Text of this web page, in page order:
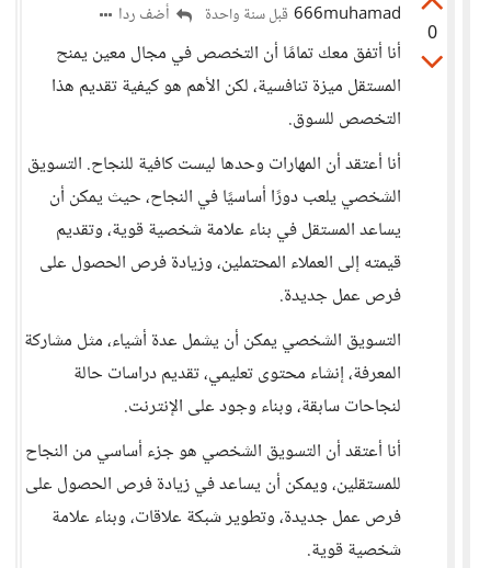
0
666muhamad قبل سنة واحدة أضف ردا
أنا أتفق معك تمامًا أن التخصص في مجال معين يمنح
المستقل ميزة تنافسية، لكن الأهم هو كيفية تقديم هذا
التخصص للسوق.
أنا أعتقد أن المهارات وحدها ليست كافية للنجاح. التسويق
الشخصي يلعب دورًا أساسيًا في النجاح، حيث يمكن أن
يساعد المستقل في بناء علامة شخصية قوية، وتقديم
قيمته إلى العملاء المحتملين، وزيادة فرص الحصول على
فرص عمل جديدة.
التسويق الشخصي يمكن أن يشمل عدة أشياء، مثل مشاركة
المعرفة، إنشاء محتوى تعليمي، تقديم دراسات حالة
لنجاحات سابقة، وبناء وجود على الإنترنت.
أنا أعتقد أن التسويق الشخصي هو جزء أساسي من النجاح
للمستقلين، ويمكن أن يساعد في زيادة فرص الحصول على
فرص عمل جديدة، وتطوير شبكة علاقات، وبناء علامة
شخصية قوية.